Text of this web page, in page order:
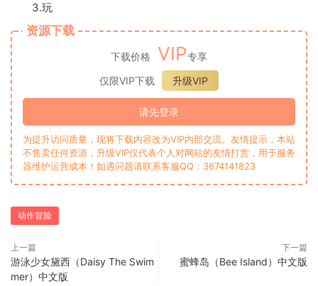
3.玩
资源下载
下载价格 VIP专享
仅限VIP下载
升级VIP
请先登录
为提升访问质量，现将下载内容改为VIP内部交流。友情提示，本站
不售卖任何资源，升级VIP仅代表个人对网站的友情打赏，用于服务
器维护运营成本！如遇问题请联系客服QQ：3674141823
动作冒险
上一篇
游泳少女黛西（Daisy The Swim
mer）中文版
下一篇
蜜蜂岛（Bee Island）中文版